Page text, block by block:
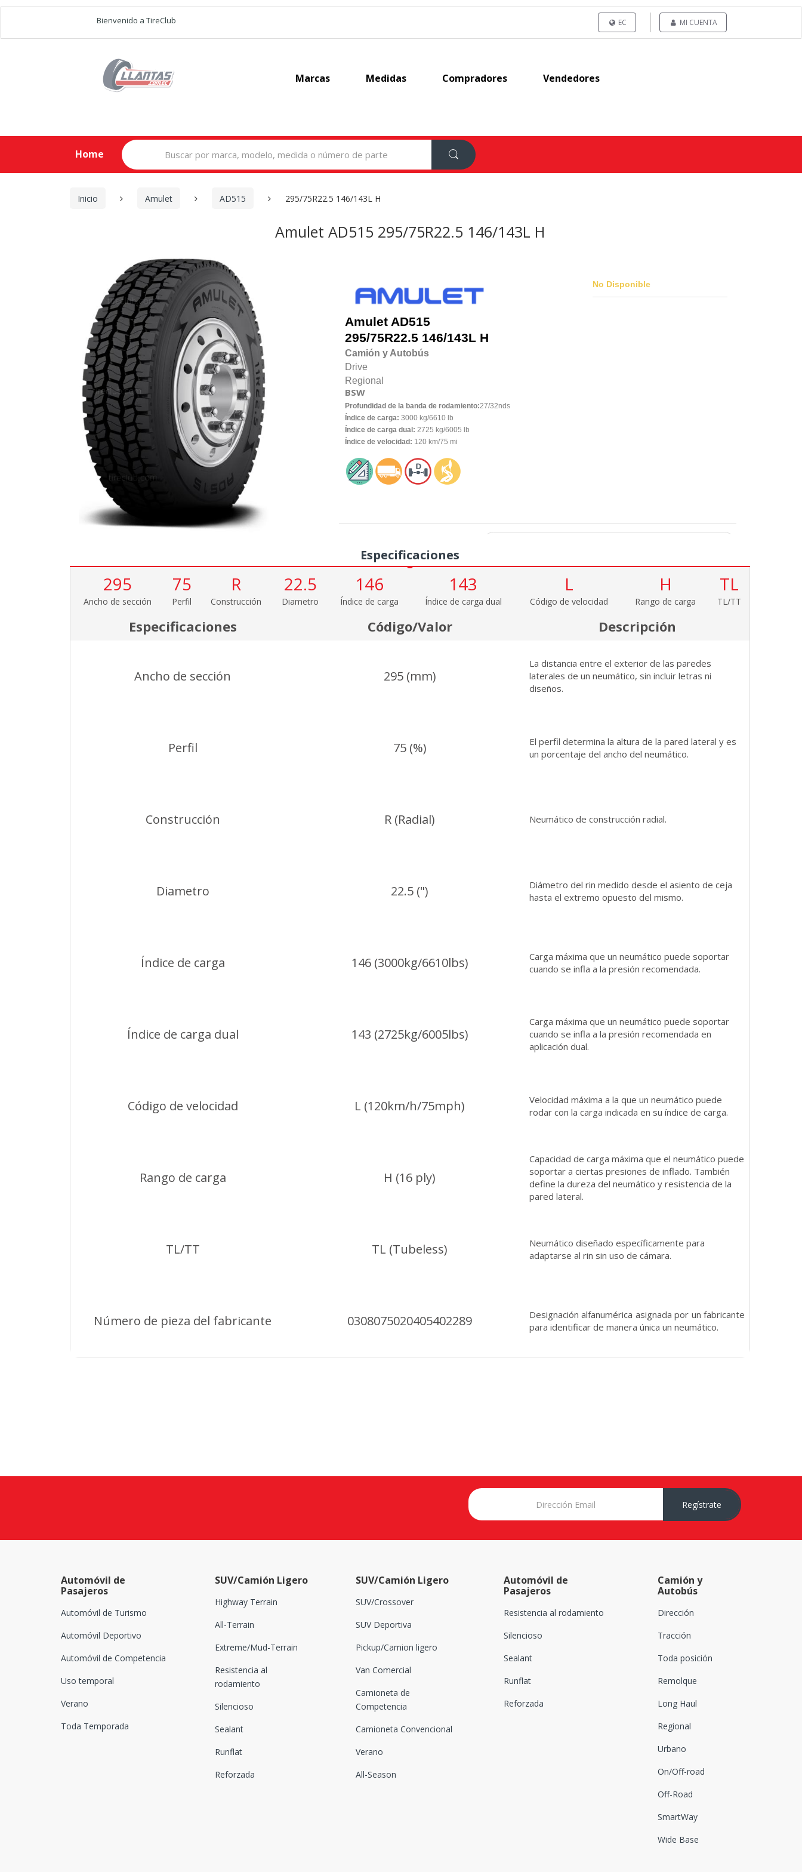
Bienvenido a TireClub EC MI CUENTA
Marcas Medidas Compradores Vendedores
Home
Search
for:
Inicio Amulet AD515 295/75R22.5 146/143L H
Amulet AD515 295/75R22.5 146/143L H
Amulet AD515
295/75R22.5 146/143L H
Camión y Autobús
Drive
Regional
BSW
Profundidad de la banda de rodamiento:27/32nds
Índice de carga: 3000 kg/6610 lb
Índice de carga dual: 2725 kg/6005 lb
Índice de velocidad: 120 km/75 mi
No Disponible
Especificaciones
295
Ancho de sección
75
Perfil
R
Construcción
22.5
Diametro
146
Índice de carga
143
Índice de carga dual
L
Código de velocidad
H
Rango de carga
TL
TL/TT
Especificaciones Código/Valor Descripción
Ancho de sección 295 (mm)
La distancia entre el exterior de las paredes
laterales de un neumático, sin incluir letras ni
diseños.
Perfil 75 (%)
El perfil determina la altura de la pared lateral y es
un porcentaje del ancho del neumático.
Construcción R (Radial) Neumático de construcción radial.
Diametro 22.5 (")
Diámetro del rin medido desde el asiento de ceja
hasta el extremo opuesto del mismo.
Índice de carga 146 (3000kg/6610lbs)
Carga máxima que un neumático puede soportar
cuando se infla a la presión recomendada.
Índice de carga dual 143 (2725kg/6005lbs)
Carga máxima que un neumático puede soportar
cuando se infla a la presión recomendada en
aplicación dual.
Código de velocidad L (120km/h/75mph)
Velocidad máxima a la que un neumático puede
rodar con la carga indicada en su índice de carga.
Rango de carga H (16 ply)
Capacidad de carga máxima que el neumático puede
soportar a ciertas presiones de inflado. También
define la dureza del neumático y resistencia de la
pared lateral.
TL/TT TL (Tubeless)
Neumático diseñado específicamente para
adaptarse al rin sin uso de cámara.
Número de pieza del fabricante 0308075020405402289
Designación alfanumérica asignada por un fabricante
para identificar de manera única un neumático.
Regístrate
Automóvil de
Pasajeros
Automóvil de Turismo
Automóvil Deportivo
Automóvil de Competencia
Uso temporal
Verano
Toda Temporada
SUV/Camión Ligero
Highway Terrain
All-Terrain
Extreme/Mud-Terrain
Resistencia al
rodamiento
Silencioso
Sealant
Runflat
Reforzada
SUV/Camión Ligero
SUV/Crossover
SUV Deportiva
Pickup/Camion ligero
Van Comercial
Camioneta de
Competencia
Camioneta Convencional
Verano
All-Season
Automóvil de
Pasajeros
Resistencia al rodamiento
Silencioso
Sealant
Runflat
Reforzada
Camión y
Autobús
Dirección
Tracción
Toda posición
Remolque
Long Haul
Regional
Urbano
On/Off-road
Off-Road
SmartWay
Wide Base